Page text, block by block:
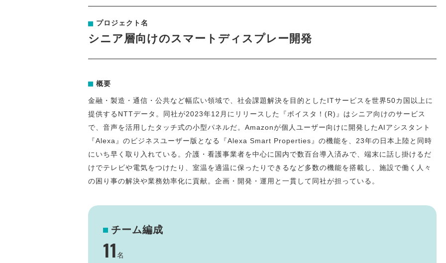
プロジェクト名
シニア層向けのスマートディスプレー開発
概要
金融・製造・通信・公共など幅広い領域で、社会課題解決を目的としたITサービスを世界50カ国以上に
提供するNTTデータ。同社が2023年12月にリリースした『ボイスタ！(R)』はシニア向けのサービス
で、音声を活用したタッチ式の小型パネルだ。Amazonが個人ユーザー向けに開発したAIアシスタント
『Alexa』のビジネスユーザー版となる『Alexa Smart Properties』の機能を、23年の日本上陸と同時
にいち早く取り入れている。介護・看護事業者を中心に国内で数百台導入済みで、端末に話し掛けるだ
けでテレビや電気をつけたり、室温を適温に保ったりできるなど多数の機能を搭載し、施設で働く人々
の困り事の解決や業務効率化に貢献。企画・開発・運用と一貫して同社が担っている。
チーム編成
11名